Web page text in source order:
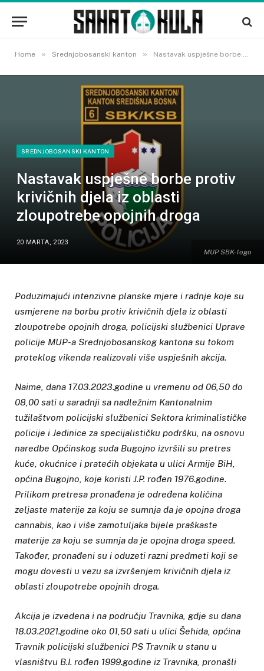
Home » Srednjobosanski kanton » Nastavak uspješne borbe protiv krivičnih djela iz oblasti zloupotrebe opojnih droga
MUP SBK- logo
SREDNJOBOSANSKI KANTON
Nastavak uspješne borbe protiv
krivičnih djela iz oblasti
zloupotrebe opojnih droga
20 MARTA, 2023
Poduzimajući intenzivne planske mjere i radnje koje su
usmjerene na borbu protiv krivičnih djela iz oblasti
zloupotrebe opojnih droga, policijski službenici Uprave
policije MUP-a Srednjobosanskog kantona su tokom
proteklog vikenda realizovali više uspješnih akcija.
Naime, dana 17.03.2023.godine u vremenu od 06,50 do
08,00 sati u saradnji sa nadležnim Kantonalnim
tužilaštvom policijski službenici Sektora kriminalističke
policije i Jedinice za specijalističku podršku, na osnovu
naredbe Općinskog suda Bugojno izvršili su pretres
kuće, okućnice i pratećih objekata u ulici Armije BiH,
općina Bugojno, koje koristi J.P. rođen 1976.godine.
Prilikom pretresa pronađena je određena količina
zeljaste materije za koju se sumnja da je opojna droga
cannabis, kao i više zamotuljaka bijele praškaste
materije za koju se sumnja da je opojna droga speed.
Također, pronađeni su i oduzeti razni predmeti koji se
mogu dovesti u vezu sa izvršenjem krivičnih djela iz
oblasti zloupotrebe opojnih droga.
Akcija je izvedena i na području Travnika, gdje su dana
18.03.2021.godine oko 01,50 sati u ulici Šehida, općina
Travnik policijski službenici PS Travnik u stanu u
vlasništvu B.I. rođen 1999.godine iz Travnika, pronašli